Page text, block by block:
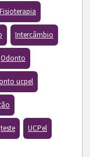
Fisioterapia
Intercâmbio
Odonto
ucpel
teste UCPel